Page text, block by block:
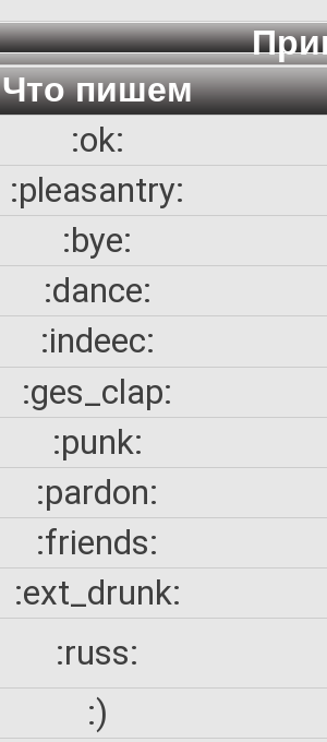
Что пишем
:ok:
:pleasantry:
:bye:
:dance:
:indeec:
:ges_clap:
:punk:
:pardon:
:friends:
:ext_drunk:
:russ:
:)